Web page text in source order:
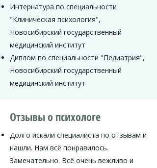
Интернатура по специальности
"Клиническая психология",
Новосибирский государственный
медицинский институт
Диплом по специальности "Педиатрия",
Новосибирский государственный
медицинский институт
Отзывы о психологе
Долго искали специалиста по отзывам и
нашли. Нам всё понравилось.
Замечательно. Всё очень вежливо и